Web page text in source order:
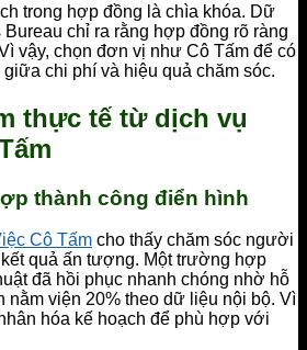
trong hợp đồng là chìa khóa. Dữ
Bureau chỉ ra rằng hợp đồng rõ ràng
vậy, chọn đơn vị như Cô Tấm để có
chi phí và hiệu quả chăm sóc.
thực tế từ dịch vụ
thành công điển hình
Cô Tấm cho thấy chăm sóc người
quả ấn tượng. Một trường hợp
đã hồi phục nhanh chóng nhờ hỗ
nằm viện 20% theo dữ liệu nội bộ. Vì
hóa kế hoạch để phù hợp với